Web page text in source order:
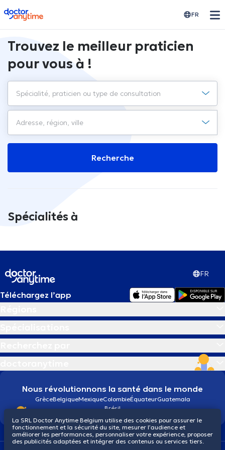
doctoranytime FR
Trouvez le meilleur praticien
pour vous à !
Recherche
Spécialités à
FR
Téléchargez l’app
Nous révolutionnons la santé dans le monde
GrèceBelgiqueMexiqueColombieÉquateurGuatemala
Brésil
La SRL Doctor Anytime Belgium utilise des cookies pour assurer le
fonctionnement et la sécurité du site, mesurer l’audience et
améliorer les performances, personnaliser votre expérience, proposer
des publicités adaptées et intégrer des contenus ou services tiers.